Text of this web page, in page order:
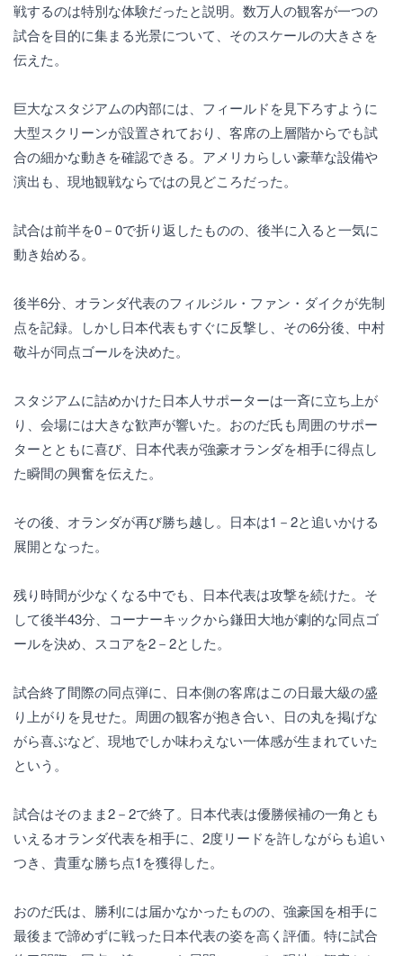
戦するのは特別な体験だったと説明。数万人の観客が一つの
試合を目的に集まる光景について、そのスケールの大きさを
伝えた。
巨大なスタジアムの内部には、フィールドを見下ろすように
大型スクリーンが設置されており、客席の上層階からでも試
合の細かな動きを確認できる。アメリカらしい豪華な設備や
演出も、現地観戦ならではの見どころだった。
試合は前半を0－0で折り返したものの、後半に入ると一気に
動き始める。
後半6分、オランダ代表のフィルジル・ファン・ダイクが先制
点を記録。しかし日本代表もすぐに反撃し、その6分後、中村
敬斗が同点ゴールを決めた。
スタジアムに詰めかけた日本人サポーターは一斉に立ち上が
り、会場には大きな歓声が響いた。おのだ氏も周囲のサポー
ターとともに喜び、日本代表が強豪オランダを相手に得点し
た瞬間の興奮を伝えた。
その後、オランダが再び勝ち越し。日本は1－2と追いかける
展開となった。
残り時間が少なくなる中でも、日本代表は攻撃を続けた。そ
して後半43分、コーナーキックから鎌田大地が劇的な同点ゴ
ールを決め、スコアを2－2とした。
試合終了間際の同点弾に、日本側の客席はこの日最大級の盛
り上がりを見せた。周囲の観客が抱き合い、日の丸を掲げな
がら喜ぶなど、現地でしか味わえない一体感が生まれていた
という。
試合はそのまま2－2で終了。日本代表は優勝候補の一角とも
いえるオランダ代表を相手に、2度リードを許しながらも追い
つき、貴重な勝ち点1を獲得した。
おのだ氏は、勝利には届かなかったものの、強豪国を相手に
最後まで諦めずに戦った日本代表の姿を高く評価。特に試合